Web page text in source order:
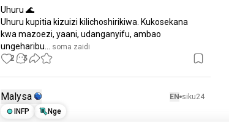
Uhuru 🌊
Uhuru kupitia kizuizi kilichoshirikiwa. Kukosekana
kwa mazoezi, yaani, udanganyifu, ambao
ungeharibu...
soma zaidi
2 3
Malysa EN siku24
INFP
Nge